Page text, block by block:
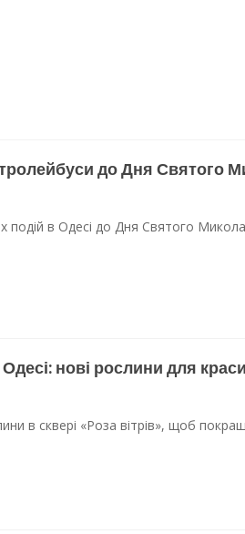
до Дня Святого
подій в Одесі до Дня Святого
нові рослини для
в сквері «Роза вітрів», щоб